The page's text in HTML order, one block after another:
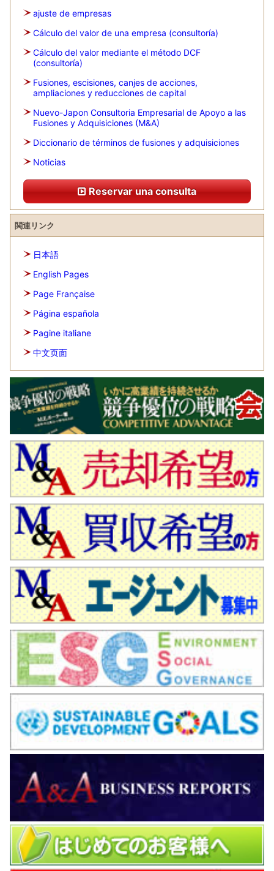
ajuste de empresas
Cálculo del valor de una empresa (consultoría)
Cálculo del valor mediante el método DCF
(consultoría)
Fusiones, escisiones, canjes de acciones,
ampliaciones y reducciones de capital
Nuevo-Japon Consultoria Empresarial de Apoyo a las
Fusiones y Adquisiciones (M&A)
Diccionario de términos de fusiones y adquisiciones
Noticias
Reservar una consulta
関連リンク
日本語
English Pages
Page Française
Página española
Pagine italiane
中文页面